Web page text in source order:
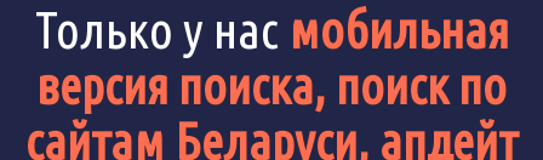
Только у нас мобильная
версия поиска, поиск по
сайтам Беларуси, апдейт